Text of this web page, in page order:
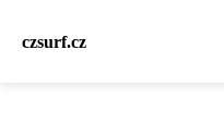
czsurf.cz